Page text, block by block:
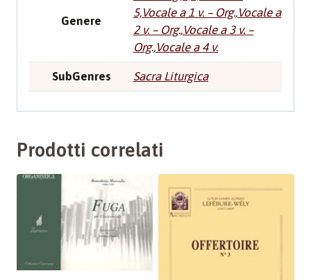
Genere
5,Vocale a 1 v. – Org.,Vocale a
2 v. – Org.,Vocale a 3 v. –
Org.,Vocale a 4 v.
SubGenres Sacra Liturgica
Prodotti correlati